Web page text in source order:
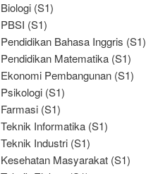
Biologi (S1)
PBSI (S1)
Pendidikan Bahasa Inggris (S1)
Pendidikan Matematika (S1)
Ekonomi Pembangunan (S1)
Psikologi (S1)
Farmasi (S1)
Teknik Informatika (S1)
Teknik Industri (S1)
Kesehatan Masyarakat (S1)